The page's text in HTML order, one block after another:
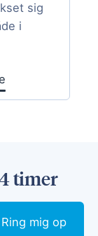
sig
i
timer
Ring mig op